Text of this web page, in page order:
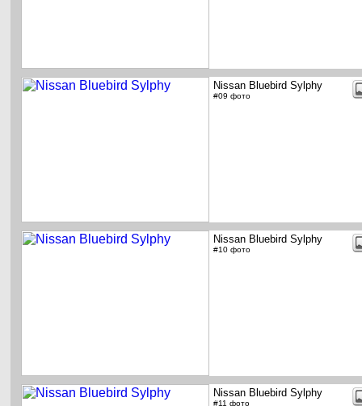
Nissan Bluebird Sylphy
#09 фото
Nissan Bluebird Sylphy
#10 фото
Nissan Bluebird Sylphy
#11 фото